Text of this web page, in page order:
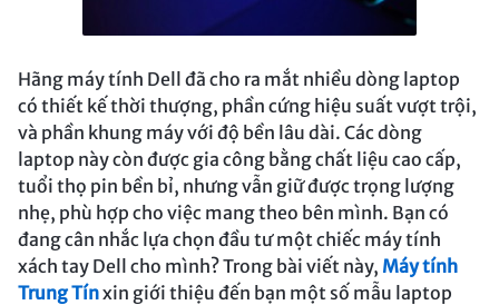
Hãng máy tính Dell đã cho ra mắt nhiều dòng laptop
có thiết kế thời thượng, phần cứng hiệu suất vượt trội,
và phần khung máy với độ bền lâu dài. Các dòng
laptop này còn được gia công bằng chất liệu cao cấp,
tuổi thọ pin bền bỉ, nhưng vẫn giữ được trọng lượng
nhẹ, phù hợp cho việc mang theo bên mình. Bạn có
đang cân nhắc lựa chọn đầu tư một chiếc máy tính
xách tay Dell cho mình? Trong bài viết này, Máy tính
Trung Tínxin giới thiệu đến bạn một số mẫu laptop